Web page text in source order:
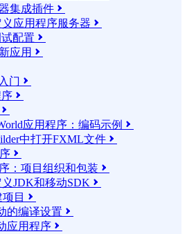
集成插件 
应用程序服务器 
配置 
应用 
门 


应用程序：编码示例 
中打开FXML文件 

：项目组织和包装 
JDK和移动SDK 
目 
的编译设置 
应用程序 